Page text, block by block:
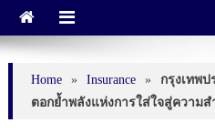
Home » Insurance »
กรุงเทพ
ตอกย้ำพลังแห่งการใส่ใจสู่ความส